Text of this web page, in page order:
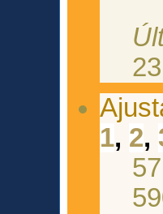
1, 2,
57